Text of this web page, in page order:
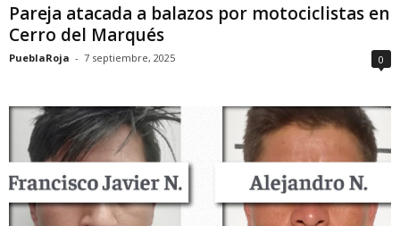
Pareja atacada a balazos por motociclistas en
Cerro del Marqués
PueblaRoja - 7 septiembre, 2025 0